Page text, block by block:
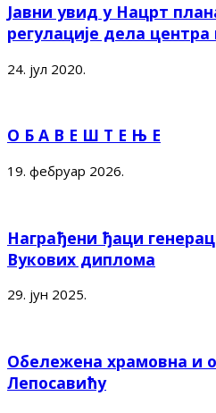
Јавни увид у Нацрт
регулације дела
24. јул 2020.
О Б А В Е Ш Т Е Њ Е
19. фебруар 2026.
Награђени ђаци
Вукових диплома
29. јун 2025.
Обележена храмовна и
Лепосавићу